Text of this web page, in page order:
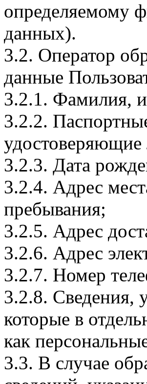
определяемому
данных).
3.2. Оператор
данные
3.2.1. Фамилия,
3.2.2.
удостоверяющие
3.2.3. Дата
3.2.4. Адрес
пребывания;
3.2.5. Адрес
3.2.6. Адрес
3.2.7. Номер
3.2.8. Сведения,
которые в
как
3.3. В случае